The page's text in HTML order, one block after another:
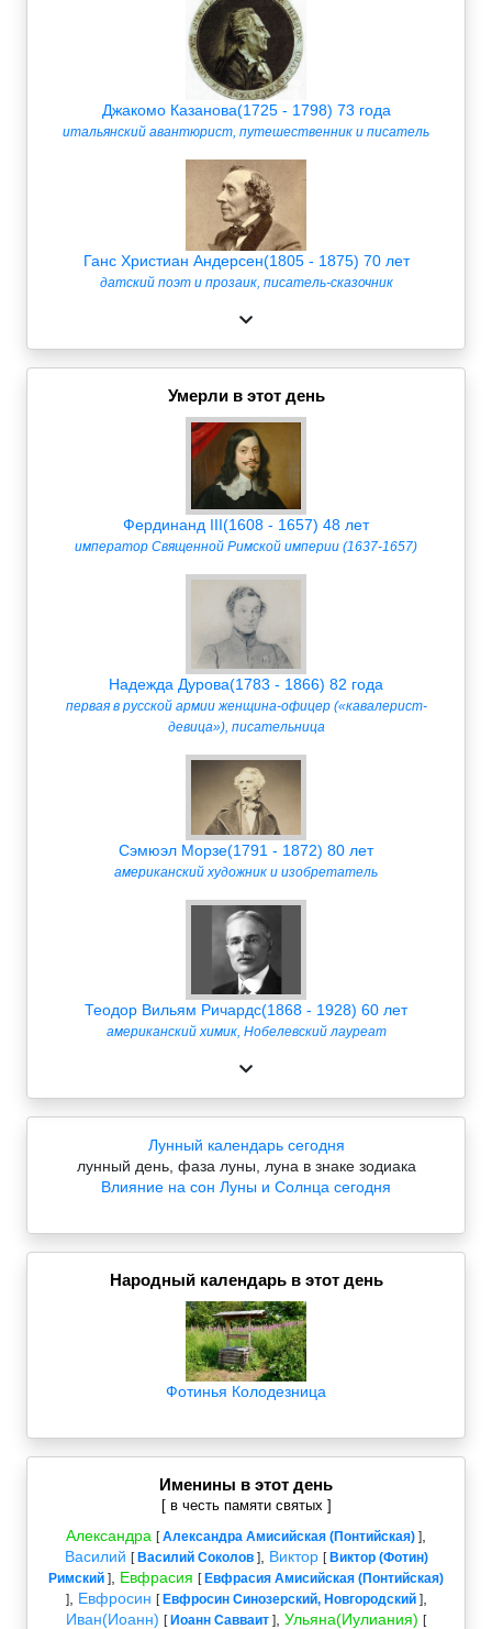
Джакомо Казанова(1725 - 1798) 73 года
итальянский авантюрист, путешественник и писатель
Ганс Христиан Андерсен(1805 - 1875) 70 лет
датский поэт и прозаик, писатель-сказочник
Умерли в этот день
Фердинанд III(1608 - 1657) 48 лет
император Священной Римской империи (1637-1657)
Надежда Дурова(1783 - 1866) 82 года
первая в русской армии женщина-офицер («кавалерист-
девица»), писательница
Сэмюэл Морзе(1791 - 1872) 80 лет
американский художник и изобретатель
Теодор Вильям Ричардс(1868 - 1928) 60 лет
американский химик, Нобелевский лауреат
Лунный календарь сегодня
лунный день, фаза луны, луна в знаке зодиака
Влияние на сон Луны и Солнца сегодня
Народный календарь в этот день
Фотинья Колодезница
Именины в этот день
[ в честь памяти святых ]
Александра [Александра Амисийская (Понтийская) ]
Василий [Василий Соколов], Виктор [Виктор (Фотин)
Римский ] Евфрасия [Евфрасия Амисийская (Понтийская)
], Евфросин [Евфросин Синозерский, Новгородский],
Иван(Иоанн) [Иоанн Савваит ] Ульяна(Иулиания) [